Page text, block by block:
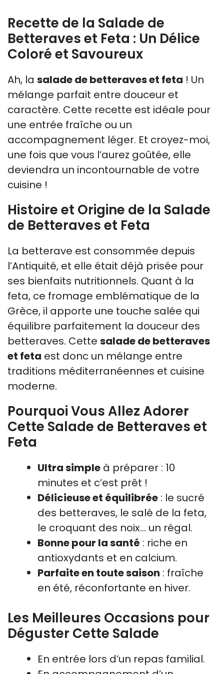
Recette de la Salade de
Betteraves et Feta : Un Délice
Coloré et Savoureux
Ah, la salade de betteraves et feta ! Un
mélange parfait entre douceur et
caractère. Cette recette est idéale pour
une entrée fraîche ou un
accompagnement léger. Et croyez-moi,
une fois que vous l’aurez goûtée, elle
deviendra un incontournable de votre
cuisine !
Histoire et Origine de la Salade
de Betteraves et Feta
La betterave est consommée depuis
l’Antiquité, et elle était déjà prisée pour
ses bienfaits nutritionnels. Quant à la
feta, ce fromage emblématique de la
Grèce, il apporte une touche salée qui
équilibre parfaitement la douceur des
betteraves. Cette salade de betteraves
et feta est donc un mélange entre
traditions méditerranéennes et cuisine
moderne.
Pourquoi Vous Allez Adorer
Cette Salade de Betteraves et
Feta
Ultra simple à préparer : 10
minutes et c’est prêt !
Délicieuse et équilibrée : le sucré
des betteraves, le salé de la feta,
le croquant des noix… un régal.
Bonne pour la santé : riche en
antioxydants et en calcium.
Parfaite en toute saison : fraîche
en été, réconfortante en hiver.
Les Meilleures Occasions pour
Déguster Cette Salade
En entrée lors d’un repas familial.